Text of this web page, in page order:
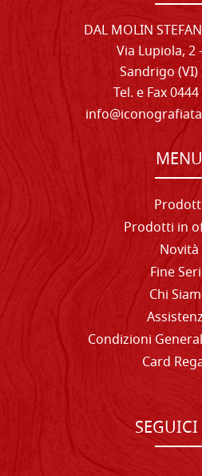
DAL MOLIN
Via Lupiola, 2
Sandrigo (VI)
Tel. e Fax
MENU
Prodotti in
Novità
Fine
Chi
Condizioni
Card
SEGUICI